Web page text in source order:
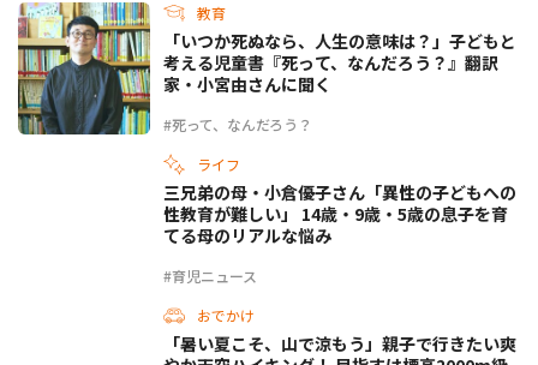
教育
#死って、なんだろう？
「いつか死ぬなら、人生の意味は？」子どもと
考える児童書『死って、なんだろう？』翻訳
家・小宮由さんに聞く
ライフ
#育児ニュース
三兄弟の母・小倉優子さん「異性の子どもへの
性教育が難しい」 14歳・9歳・5歳の息子を育
てる母のリアルな悩み
おでかけ
「暑い夏こそ、山で涼もう」親子で行きたい爽